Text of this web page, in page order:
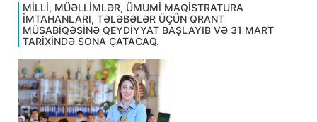
MİLLİ, MÜƏLLİMLƏR, ÜMUMİ MAQİSTRATURA
İMTAHANLARI, TƏLƏBƏLƏR ÜÇÜN QRANT
MÜSABİQƏSİNƏ QEYDİYYAT BAŞLAYIB VƏ 31 MART
TARİXİNDƏ SONA ÇATACAQ.